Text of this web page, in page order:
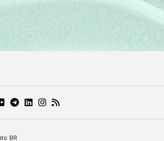
NIC.BR (ABRE EM NOVA ABA)
DO NIC.BR (ABRE EM NOVA ABA)
DO NIC.BR (ABRE EM NOVA ABA)
DO NIC.BR (ABRE EM NOVA ABA)
TELEGRAM DO NIC.BR (ABRE EM NOVA
LINKEDIN DO NIC.BR (ABRE EM NOVA
INSTAGRAM DO NIC.BR (ABRE
RSS DO NIC.BR (ABRE EM
BR